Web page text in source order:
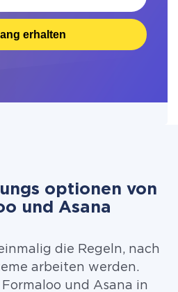
erhalten
optionen von
und Asana
die Regeln, nach
arbeiten werden.
und Asana in